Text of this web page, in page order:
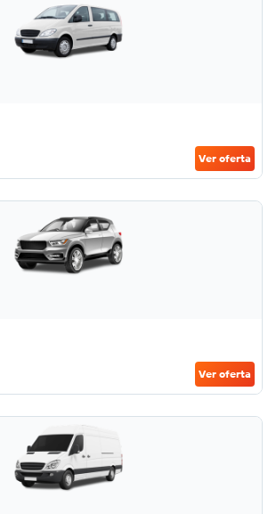
Ver oferta
Ver oferta